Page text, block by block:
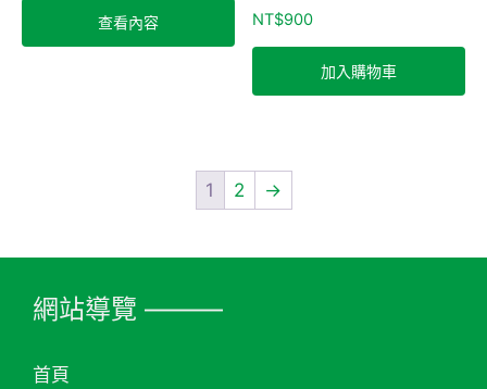
查看內容 NT$900
加入購物車
1 2 →
網站導覽 ———
首頁